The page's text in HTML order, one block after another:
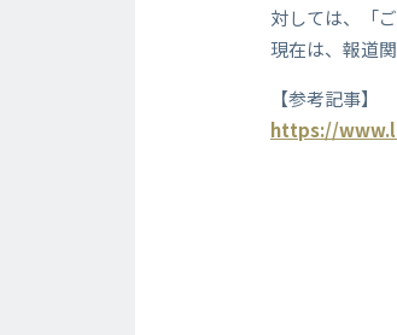
対しては、「
現在は、報道
【参考記事】
https://